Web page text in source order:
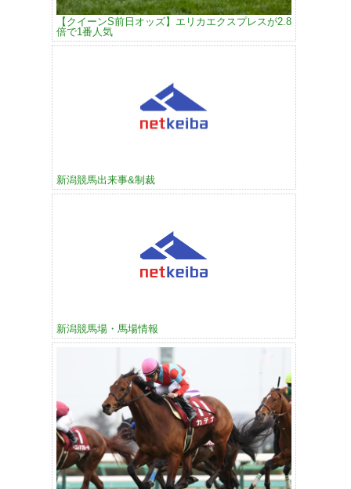
【クイーンS前日オッズ】エリカエクスプレスが2.8
倍で1番人気
新潟競馬出来事&制裁
新潟競馬場・馬場情報